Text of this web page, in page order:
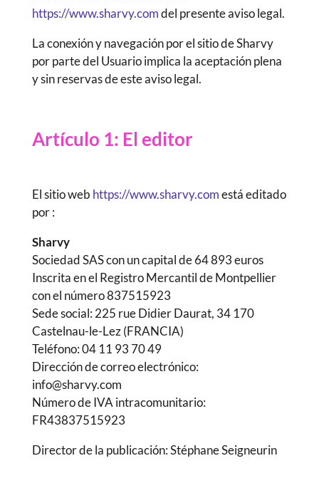
https://www.sharvy.comdel presente aviso legal.
La conexión y navegación por el sitio de Sharvy
por parte del Usuario implica la aceptación plena
y sin reservas de este aviso legal.
Artículo 1: El editor
El sitio web https://www.sharvy.comestá editado
por :
Sharvy
Sociedad SAS con un capital de 64 893 euros
Inscrita en el Registro Mercantil de Montpellier
con el número 837515923
Sede social: 225 rue Didier Daurat, 34 170
Castelnau-le-Lez (FRANCIA)
Teléfono: 04 11 93 70 49
Dirección de correo electrónico:
info@sharvy.com
Número de IVA intracomunitario:
FR43837515923
Director de la publicación: Stéphane Seigneurin